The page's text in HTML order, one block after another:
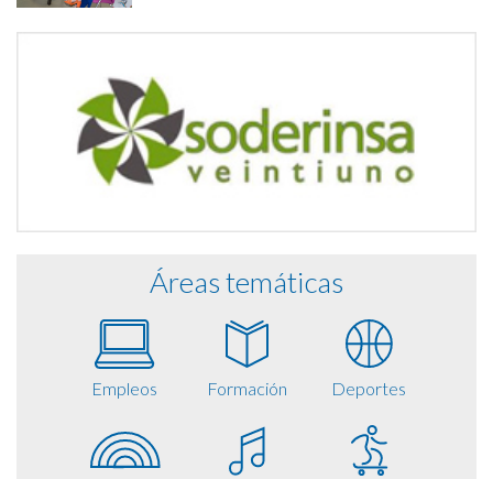
Áreas temáticas
Empleos Formación Deportes